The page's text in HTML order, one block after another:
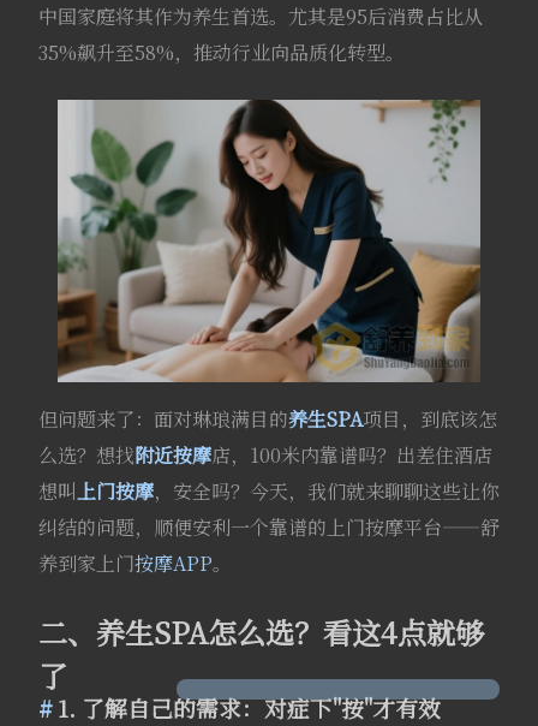
中国家庭将其作为养生首选。尤其是95后消费占比从
35%飙升至58%，推动行业向品质化转型。
但问题来了：面对琳琅满目的养生SPA项目，到底该怎
么选？想找附近按摩店，100米内靠谱吗？出差住酒店
想叫上门按摩，安全吗？今天，我们就来聊聊这些让你
纠结的问题，顺便安利一个靠谱的上门按摩平台——舒
养到家上门按摩APP。
二、养生SPA怎么选？看这4点就够
了
1. 了解自己的需求：对症下"按"才有效